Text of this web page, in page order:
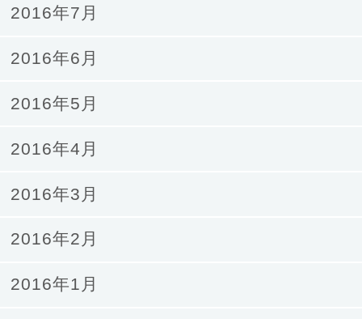
2016年7月
2016年6月
2016年5月
2016年4月
2016年3月
2016年2月
2016年1月